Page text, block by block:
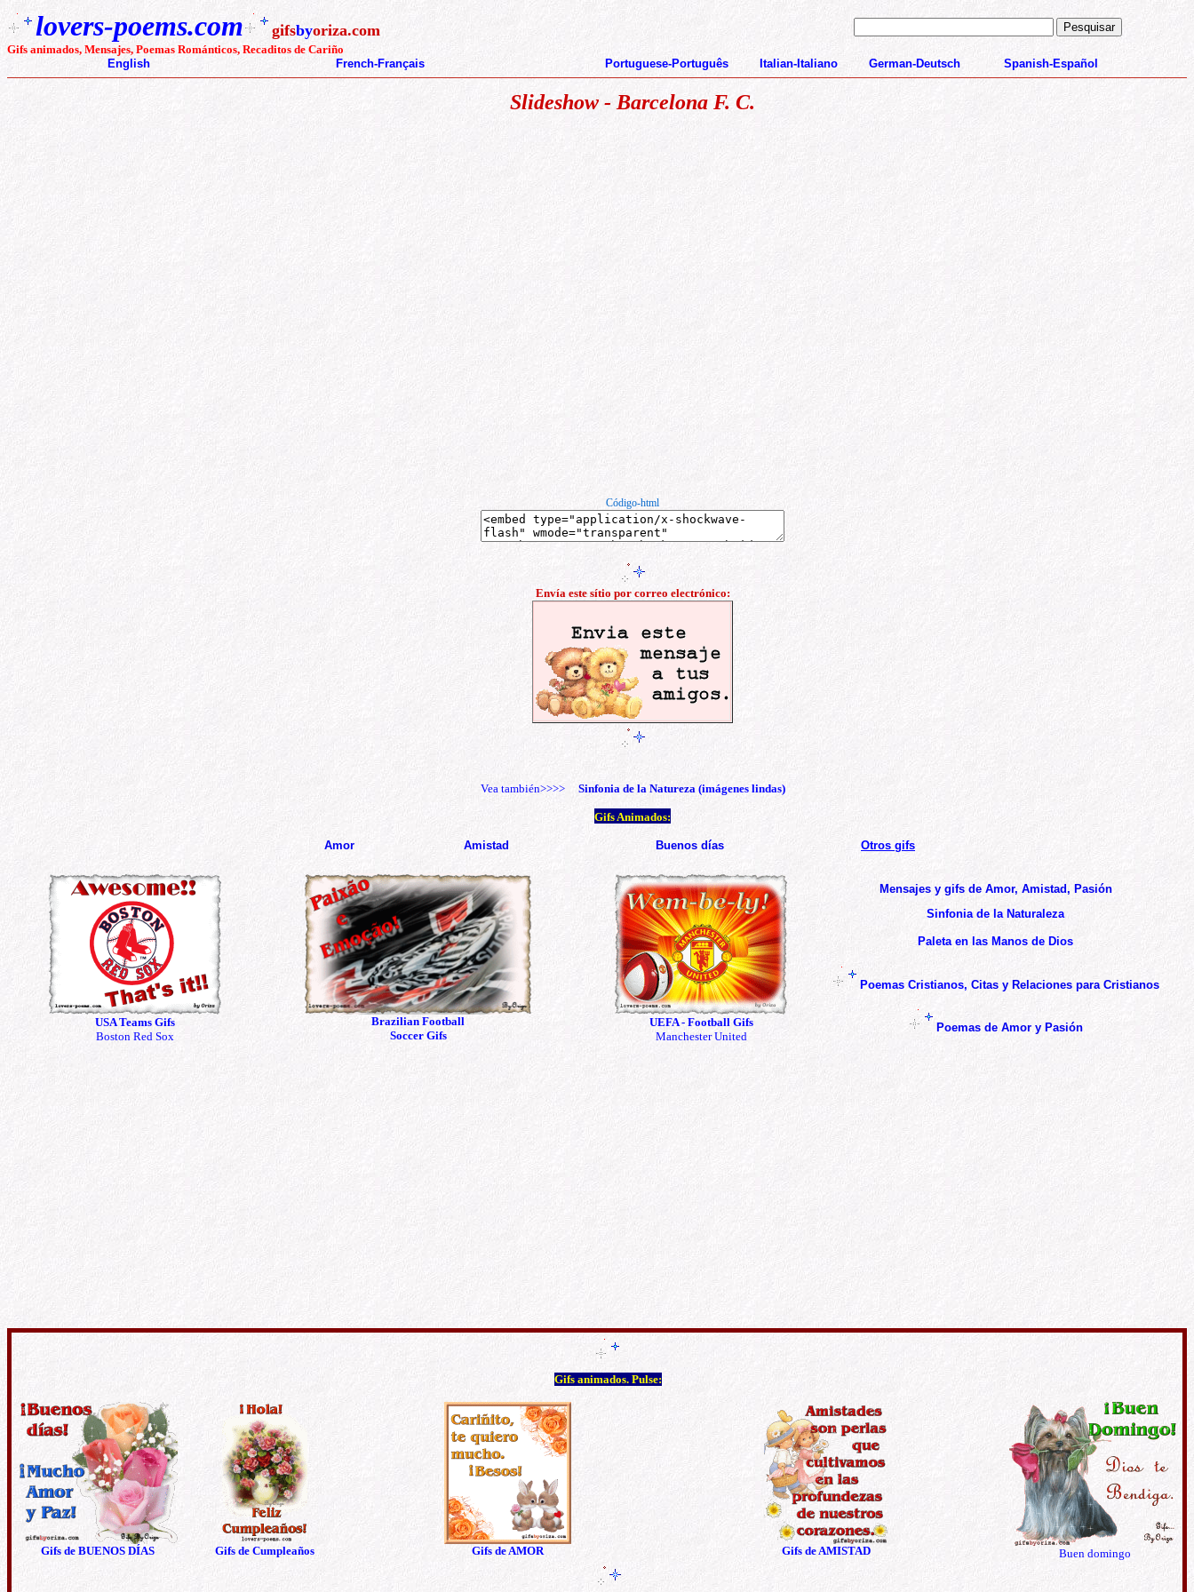
lovers-poems.com gifsbyoriza.com
Gifs animados, Mensajes, Poemas Románticos, Recaditos de Cariño
English
French-Français Portuguese-Português talian- Italiano German-Deutsch Spanish-Español
Slideshow - Barcelona F. C.
Código-html
Envía este sítio por correo electrónico:
Vea también>>>> Sinfonia de la Natureza(imágenes lindas)
Gifs Animados:
Amor Amistad Buenos días Otros gifs
USA Teams Gifs
Boston Red Sox
Brazilian Football
Soccer Gifs
UEFA - Football Gifs
Manchester United
Mensajes y gifs de Amor, Amistad, Pasión
Sinfonia de la Naturaleza
Paleta en las Manos de Dios
Poemas Cristianos, Citas y Relaciones para Cristianos
Poemas de Amor y Pasión
Gifs animados. Pulse:
Gifs de BUENOS DÍAS Gifs de Cumpleaños Gifs de AMOR Gifs de AMISTAD Buen domingo